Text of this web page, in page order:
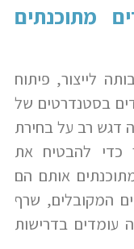
מתוכנתים
לייצור, פיתוח
בסטנדרטים של
דגש רב על בחירת
כדי להבטיח את
אותם הם
המקובלים, שרף
עומדים בדרישות